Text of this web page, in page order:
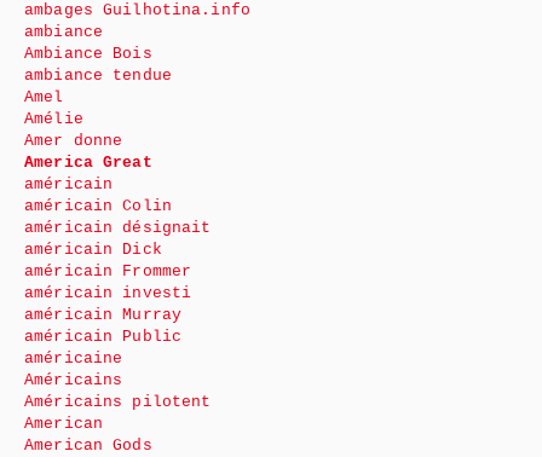
ambages Guilhotina.info
ambiance
Ambiance Bois
ambiance tendue
Amel
Amélie
Amer donne
America Great
américain
américain Colin
américain désignait
américain Dick
américain Frommer
américain investi
américain Murray
américain Public
américaine
Américains
Américains pilotent
American
American Gods